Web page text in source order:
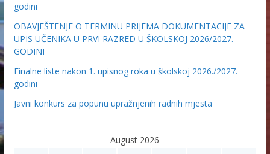
godini
OBAVJEŠTENJE O TERMINU PRIJEMA DOKUMENTACIJE ZA
UPIS UČENIKA U PRVI RAZRED U ŠKOLSKOJ 2026/2027.
GODINI
Finalne liste nakon 1. upisnog roka u školskoj 2026./2027.
godini
Javni konkurs za popunu upražnjenih radnih mjesta
August 2026